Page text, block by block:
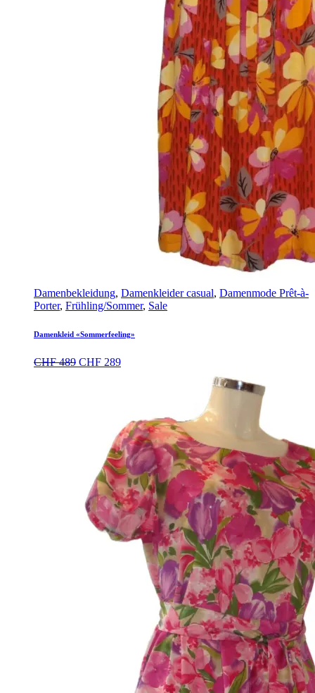
Damenbekleidung, Damenkleider casual, Damenmode Prêt-à-
Porter, Frühling/Sommer, Sale
Damenkleid «Sommerfeeling»
CHF489 Ursprünglicher
CHF 289Aktueller